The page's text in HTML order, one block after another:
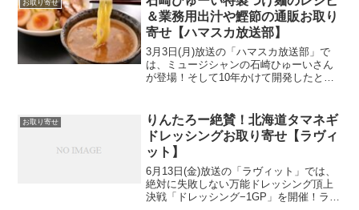
豚！葉山の旭屋牛肉店...
お取り寄せ
＆業務用出汁や鰹節の通販お取り
寄せ【ハマスカ放送部】
3月3日(月)放送の「ハマスカ放送部」で
は、ミュージシャンの石崎ひゅーいさん
が登場！そして10年かけて開発したとい
つけ麺のレシピと、使用していた業務用
出汁の通販お取り寄...
お取り寄せ
りんたろー絶賛！北海道タマネギ
ドレッシングお取り寄せ【ラヴィ
ット】
6月13日(金)放送の「ラヴィット」では、
絶対に失敗しない万能ドレッシング頂上
決戦「ドレッシング−1GP」を開催！ラヴ